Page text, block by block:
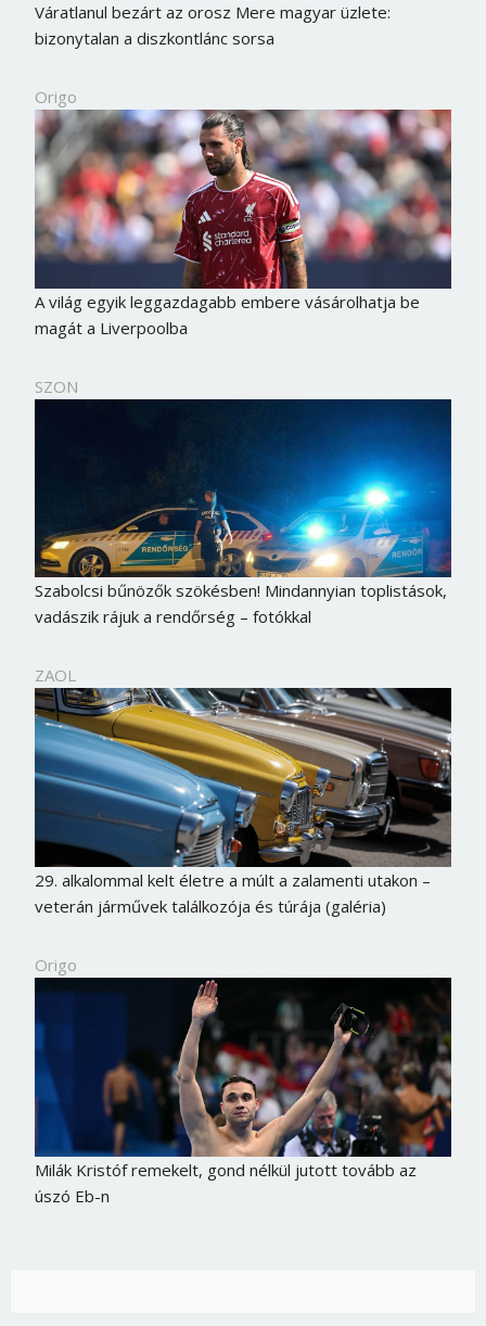
Váratlanul bezárt az orosz Mere magyar üzlete:
bizonytalan a diszkontlánc sorsa
Origo
A világ egyik leggazdagabb embere vásárolhatja be
magát a Liverpoolba
SZON
Szabolcsi bűnözők szökésben! Mindannyian toplistások,
vadászik rájuk a rendőrség – fotókkal
ZAOL
29. alkalommal kelt életre a múlt a zalamenti utakon –
veterán járművek találkozója és túrája (galéria)
Origo
Milák Kristóf remekelt, gond nélkül jutott tovább az
úszó Eb-nBorsonline bejelentkezés